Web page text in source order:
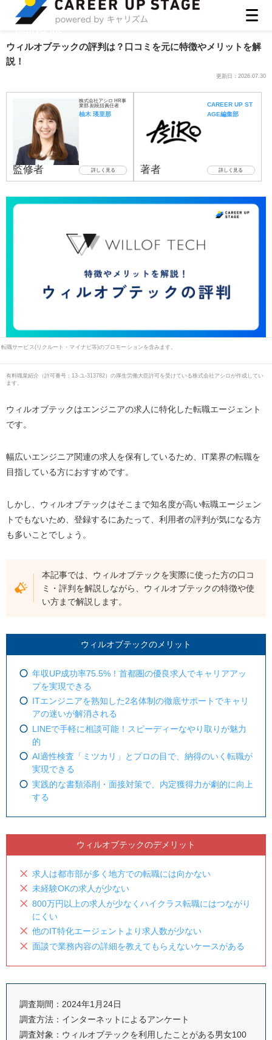
ウィルオブテックの評判は？口コミを元に特徴やメリットを解
説！
更新日：2026.07.30
監修者
株式会社アシロ HR事
業部 副統括責任者
柚木 瑛里那
詳しく見る 著者
CAREER UP ST
AGE編集部
詳しく見る
転職サービス(リクルート・マイナビ等)のプロモーションを含みます。
有料職業紹介（許可番号：13-ユ-313782）の厚生労働大臣許可を受けている株式会社アシロが作成してい
ます。
ウィルオブテックはエンジニアの求人に特化した転職エージェント
です。
幅広いエンジニア関連の求人を保有しているため、IT業界の転職を
目指している方におすすめです。
しかし、ウィルオブテックはそこまで知名度が高い転職エージェン
トでもないため、登録するにあたって、利用者の評判が気になる方
も多いことでしょう。
本記事では、ウィルオブテックを実際に使った方の口コ
ミ・評判を解説しながら、ウィルオブテックの特徴や使
い方まで解説します。
ウィルオブテックのメリット
年収UP成功率75.5%！首都圏の優良求人でキャリアアッ
プを実現できる
ITエンジニアを熟知した2名体制の徹底サポートでキャリ
アの迷いが解消される
LINEで手軽に相談可能！スピーディーなやり取りが魅力
的
AI適性検査「ミツカリ」とプロの目で、納得のいく転職が
実現できる
実践的な書類添削・面接対策で、内定獲得力が劇的に向上
する
ウィルオブテックのデメリット
求人は都市部が多く地方での転職には向かない
未経験OKの求人が少ない
800万円以上の求人が少なくハイクラス転職にはつながり
にくい
他のIT特化エージェントより求人数が少ない
面談で業務内容の詳細を教えてもらえないケースがある
調査期間：2024年1月24日
調査方法：インターネットによるアンケート
調査対象：ウィルオブテックを利用したことがある男女100